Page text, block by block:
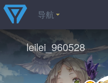
导航
leilei_960528